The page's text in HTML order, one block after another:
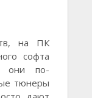
на ПК
софта
они по-
тюнеры